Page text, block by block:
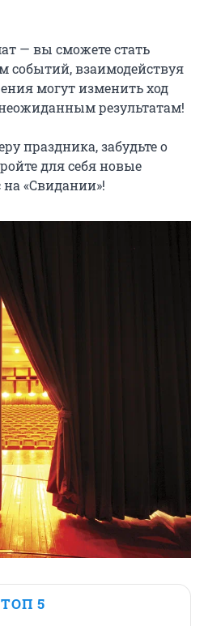
— вы сможете стать
событий, взаимодействуя
могут изменить ход
результатам!
праздника, забудьте о
для себя новые
«Свидании»!
ТОП 5